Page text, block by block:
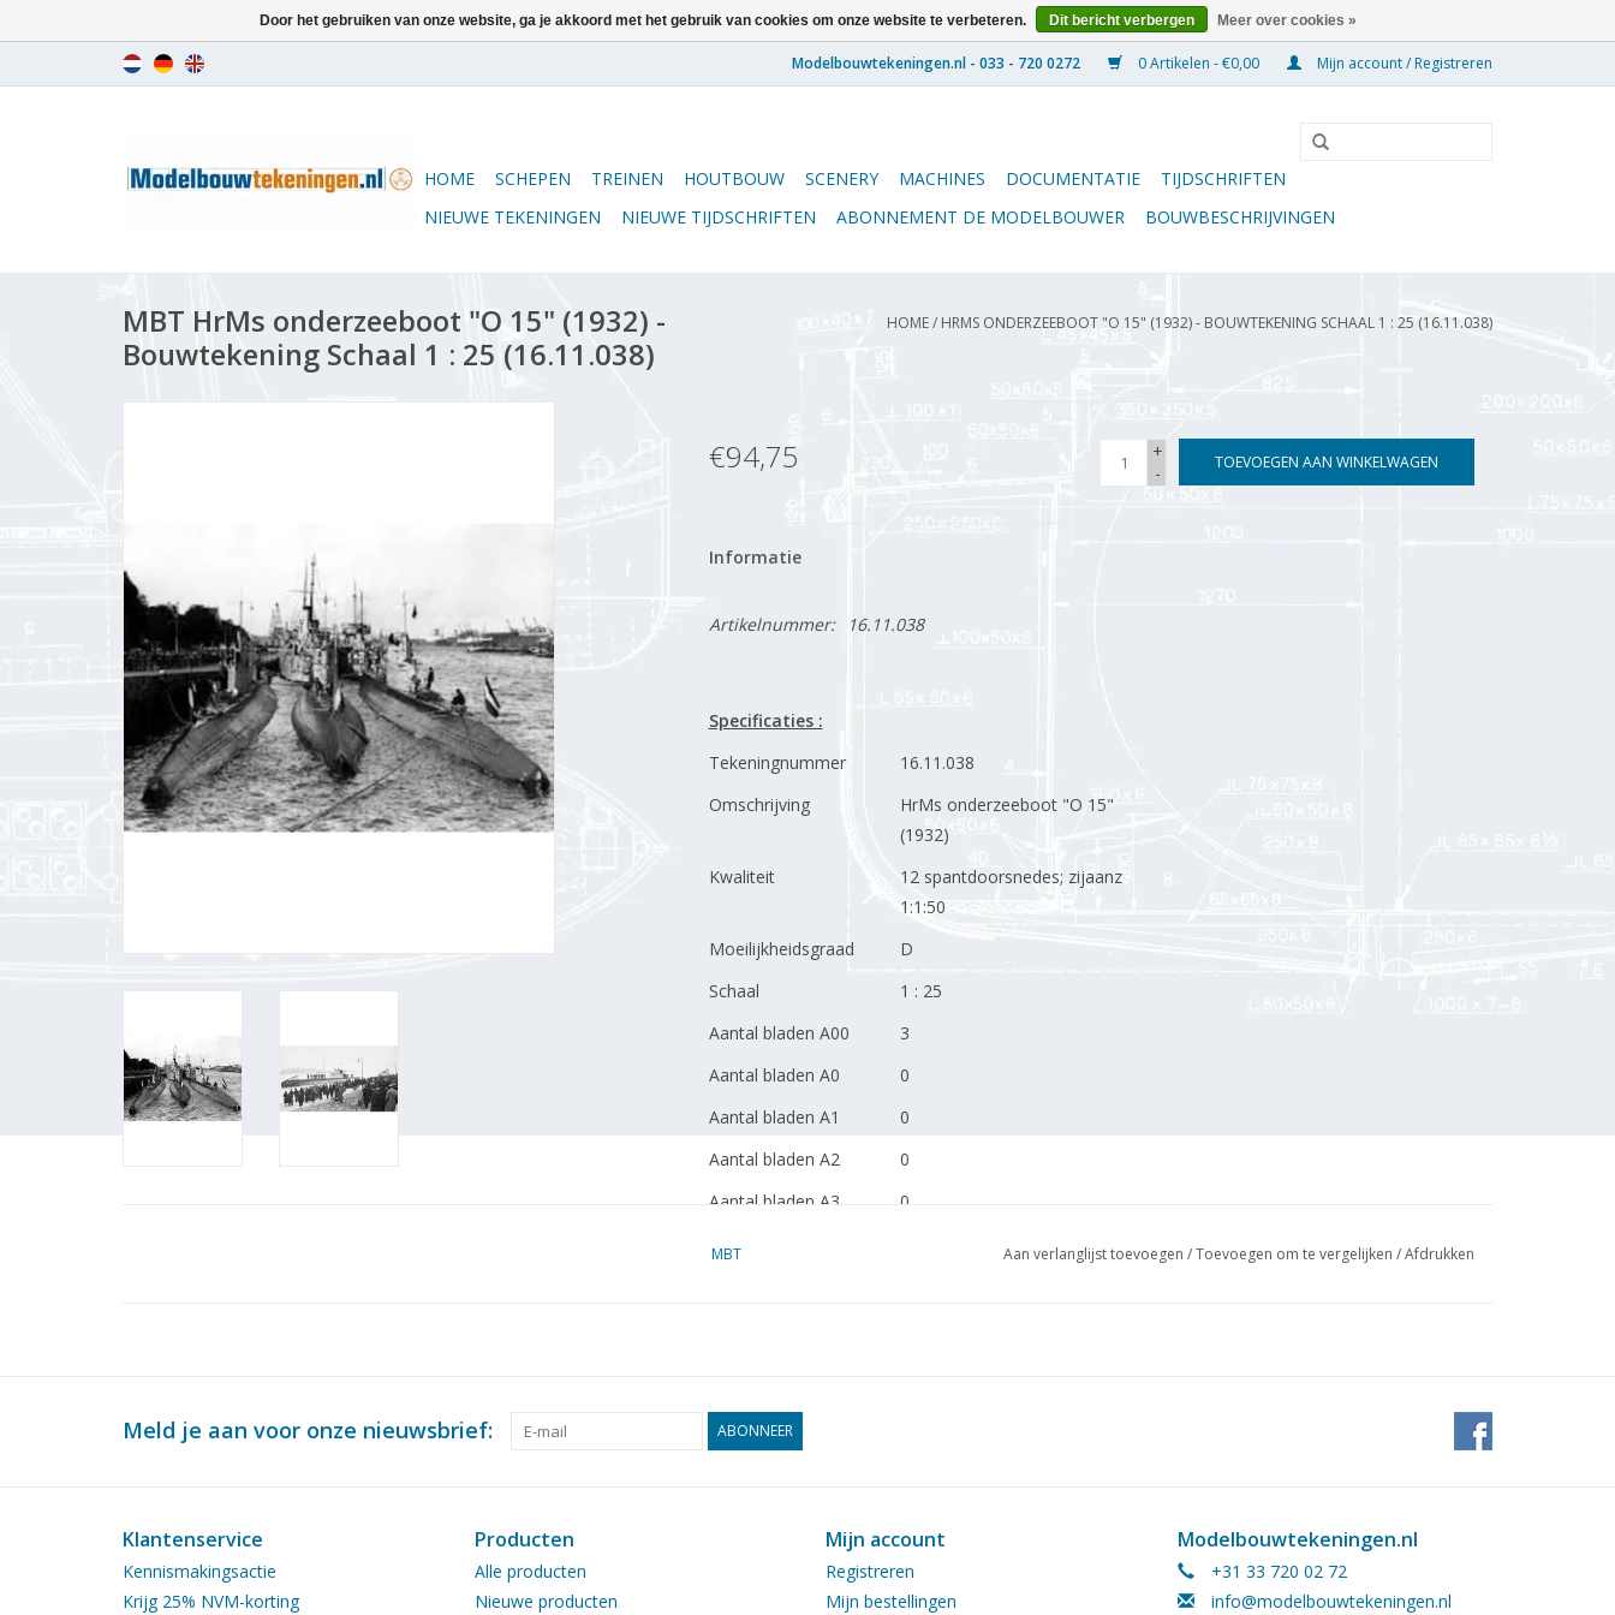
0 Artikelen - €0,00 Mijn account / Registreren
HOME SCHEPEN TREINEN HOUTBOUW SCENERY MACHINES DOCUMENTATIE
TIJDSCHRIFTEN
NIEUWE TEKENINGEN
NIEUWE TIJDSCHRIFTEN ABONNEMENT DE MODELBOUWER BOUWBESCHRIJVINGEN
MBT HrMs onderzeeboot "O 15" (1932) -
Bouwtekening Schaal 1 : 25 (16.11.038)
HOME/ HRMS ONDERZEEBOOT "O 15" (1932) - BOUWTEKENING SCHAAL 1 : 25 (16.11.038)
€94,75
+
-
TOEVOEGEN AAN WINKELWAGEN
Informatie
Artikelnummer: 16.11.038
Specificaties :
Tekeningnummer
16.11.038
Omschrijving
HrMs onderzeeboot "O 15"
(1932)
Kwaliteit
12 spantdoorsnedes; zijaanz
1:1:50
Moeilijkheidsgraad
D
Schaal
1 : 25
Aantal bladen A00
3
Aantal bladen A0
0
Aantal bladen A1
0
Aantal bladen A2
0
Aantal bladen A3
0
Aantal bladen A4
Bijzonderheden
MBT Aan verlanglijst toevoegen /Toevoegen om te vergelijken /Afdrukken
Meld je aan voor onze nieuwsbrief: ABONNEER
Klantenservice
Kennismakingsactie
Krijg 25% NVM-korting
Producten
Alle producten
Nieuwe producten
Mijn account
Registreren
Mijn bestellingen
Modelbouwtekeningen.nl
+31 33 720 02 72
info@modelbouwtekeningen.nl
Door het gebruiken van onze website, ga je akkoord met het gebruik van cookies om onze website te verbeteren. Dit bericht verbergen Meer over cookies »